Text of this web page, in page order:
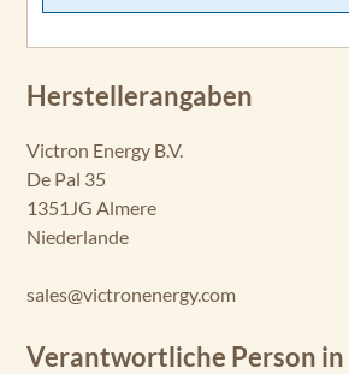
Herstellerangaben
Victron Energy B.V.
De Pal 35
1351JG Almere
Niederlande
sales@victronenergy.com
Verantwortliche Person in